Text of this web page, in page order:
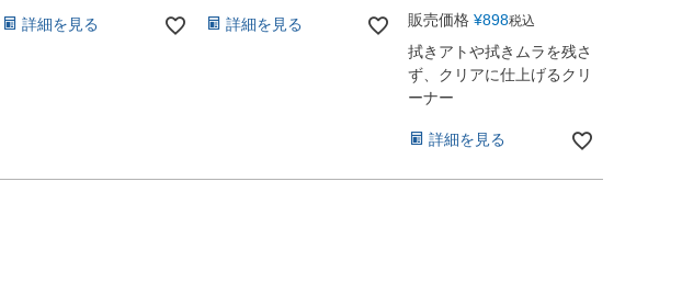
詳細を見る 詳細を見る
販売価格 ¥898税込
拭きアトや拭きムラを残さ
ず、クリアに仕上げるクリ
ーナー
詳細を見る